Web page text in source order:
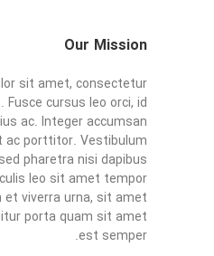
Our Mission
sit amet, consectetur
Fusce cursus leo orci, id
ac. Integer accumsan
ac porttitor. Vestibulum
pharetra nisi dapibus
leo sit amet tempor
et viverra urna, sit amet
porta quam sit amet
est semper.